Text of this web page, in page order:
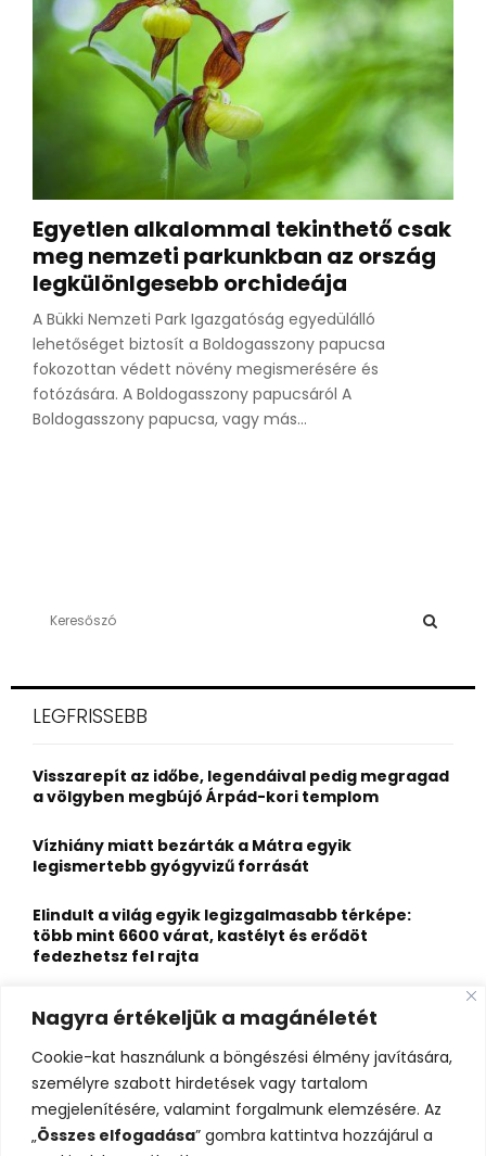
Nagyra értékeljük a magánéletét
Cookie-kat használunk a böngészési élmény javítására,
személyre szabott hirdetések vagy tartalom
megjelenítésére, valamint forgalmunk elemzésére. Az
„Összes elfogadása” gombra kattintva hozzájárul a
Egyetlen alkalommal tekinthető csak
meg nemzeti parkunkban az ország
legkülönlgesebb orchideája
A Bükki Nemzeti Park Igazgatóság egyedülálló
lehetőséget biztosít a Boldogasszony papucsa
fokozottan védett növény megismerésére és
fotózására. A Boldogasszony papucsáról A
Boldogasszony papucsa, vagy más...
h
o
r
LEGFRISSEBB
Visszarepít az időbe, legendáival pedig megragad
a völgyben megbújó Árpád-kori templom
Vízhiány miatt bezárták a Mátra egyik
legismertebb gyógyvizű forrását
Elindult a világ egyik legizgalmasabb térképe:
több mint 6600 várat, kastélyt és erődöt
fedezhetsz fel rajta
Kigyulladt a Szőke Tisza legendás hajóroncsa,
nagy erőkkel vonultak a tűzoltók
Életveszélyes fenyegetést kapott, elmarad Majka
erdélyi koncertje